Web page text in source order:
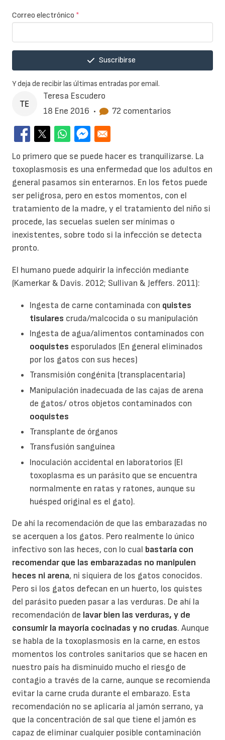
Teresa Escudero
18 Ene 2016 • 72 comentarios
Lo primero que se puede hacer es tranquilizarse. La
toxoplasmosis es una enfermedad que los adultos en
general pasamos sin enterarnos. En los fetos puede
ser peligrosa, pero en estos momentos, con el
tratamiento de la madre, y el tratamiento del niño si
procede, las secuelas suelen ser mínimas o
inexistentes, sobre todo si la infección se detecta
pronto.
El humano puede adquirir la infección mediante
(Kamerkar & Davis. 2012; Sullivan & Jeffers. 2011):
Ingesta de carne contaminada con quistes
tisulares cruda/malcocida o su manipulación
Ingesta de agua/alimentos contaminados con
ooquistes esporulados (En general eliminados
por los gatos con sus heces)
Transmisión congénita (transplacentaria)
Manipulación inadecuada de las cajas de arena
de gatos/ otros objetos contaminados con
ooquistes
Transplante de órganos
Transfusión sanguínea
Inoculación accidental en laboratorios (El
toxoplasma es un parásito que se encuentra
normalmente en ratas y ratones, aunque su
huésped original es el gato).
De ahí la recomendación de que las embarazadas no
se acerquen a los gatos. Pero realmente lo único
infectivo son las heces, con lo cual bastaría con
recomendar que las embarazadas no manipulen
heces ni arena, ni siquiera de los gatos conocidos.
Pero si los gatos defecan en un huerto, los quistes
del parásito pueden pasar a las verduras. De ahí la
recomendación de lavar bien las verduras, y de
consumir la mayoría cocinadas y no crudas. Aunque
se habla de la toxoplasmosis en la carne, en estos
momentos los controles sanitarios que se hacen en
nuestro país ha disminuido mucho el riesgo de
contagio a través de la carne, aunque se recomienda
evitar la carne cruda durante el embarazo. Esta
recomendación no se aplicaría al jamón serrano, ya
que la concentración de sal que tiene el jamón es
capaz de eliminar cualquier posible contaminación
Correo electrónico *
Suscribirse
Y deja de recibir las últimas entradas por email.